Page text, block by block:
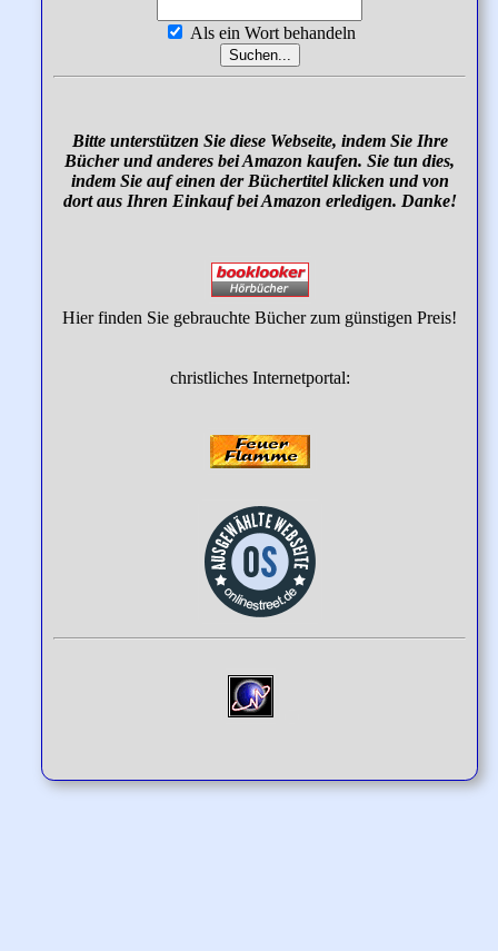
Als ein Wort behandeln
Bitte unterstützen Sie diese Webseite, indem Sie Ihre
Bücher und anderes bei Amazon kaufen. Sie tun dies,
indem Sie auf einen der Büchertitel klicken und von
dort aus Ihren Einkauf bei Amazon erledigen. Danke!
Hier finden Sie gebrauchte Bücher zum günstigen Preis!
christliches Internetportal: